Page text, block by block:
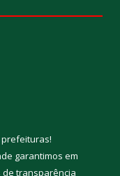
!
garantimos em
de transparência